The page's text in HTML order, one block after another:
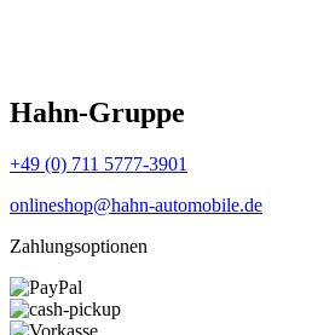
Hahn-Gruppe
+49 (0) 711 5777-3901
onlineshop@hahn-automobile.de
Zahlungsoptionen